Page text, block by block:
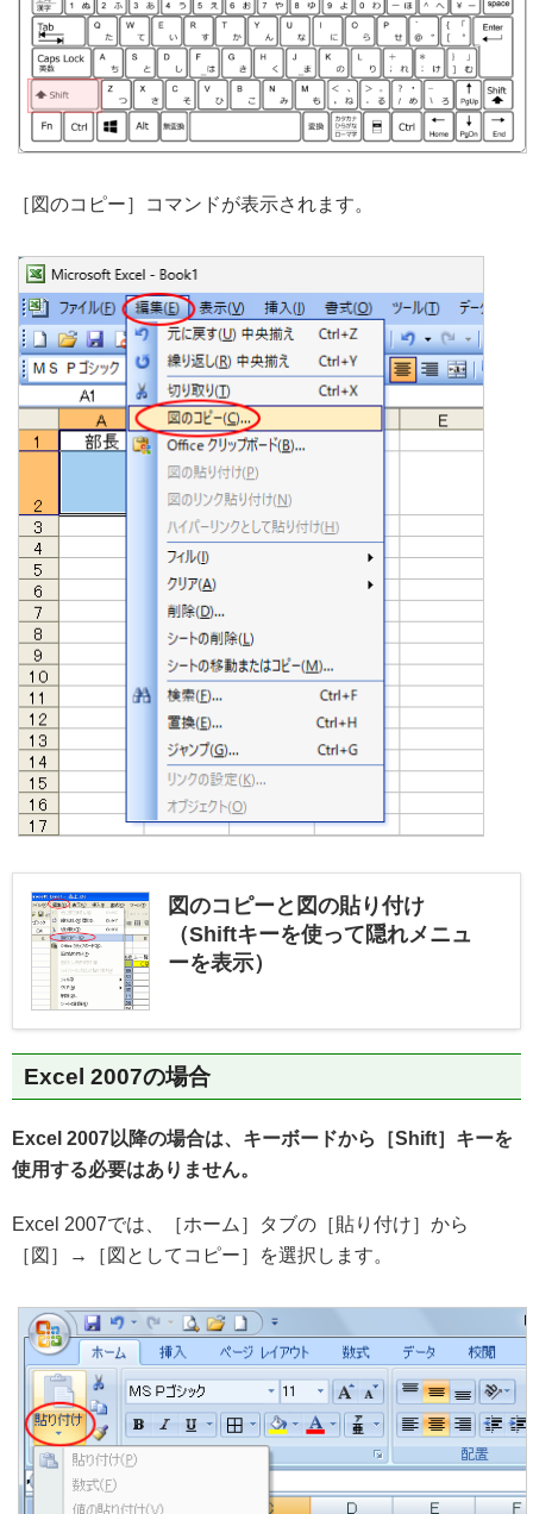
［図のコピー］コマンドが表示されます。
図のコピーと図の貼り付け
（Shiftキーを使って隠れメニュ
ーを表示）
Excel 2007の場合
Excel 2007以降の場合は、キーボードから［Shift］キーを
使用する必要はありません。
Excel 2007では、［ホーム］タブの［貼り付け］から
［図］→［図としてコピー］を選択します。